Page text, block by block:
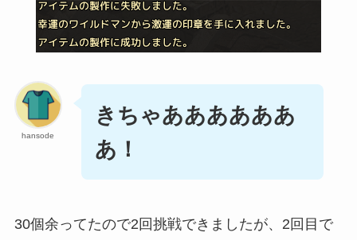
hansode
きちゃああああああ
あ！
30個余ってたので2回挑戦できましたが、2回目で